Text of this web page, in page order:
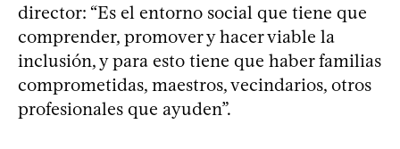
director: “Es el entorno social que tiene que
comprender, promover y hacer viable la
inclusión, y para esto tiene que haber familias
comprometidas, maestros, vecindarios, otros
profesionales que ayuden”.